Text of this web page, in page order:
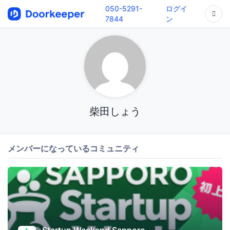
050-5291-
7844
ログイ
ン
柴田しょう
メンバーになっているコミュニティ